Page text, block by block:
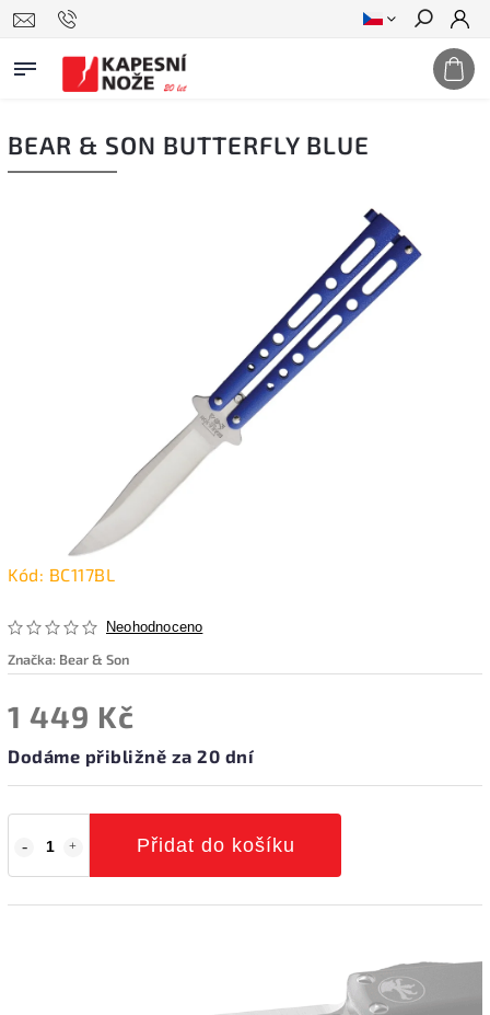
Hledat
BEAR & SON BUTTERFLY BLUE
Kód: BC117BL
Neohodnoceno
Značka: Bear & Son
1 449 Kč
Dodáme přibližně za 20 dní
Přidat do košíku